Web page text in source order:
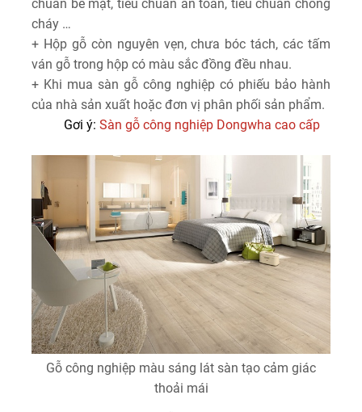
chuẩn bề mặt, tiêu chuẩn an toàn, tiêu chuẩn chống
cháy …
+ Hộp gỗ còn nguyên vẹn, chưa bóc tách, các tấm
ván gỗ trong hộp có màu sắc đồng đều nhau.
+ Khi mua sàn gỗ công nghiệp có phiếu bảo hành
của nhà sản xuất hoặc đơn vị phân phối sản phẩm.
Gơi ý: Sàn gỗ công nghiệp Dongwha cao cấp
Gỗ công nghiệp màu sáng lát sàn tạo cảm giác
thoải mái